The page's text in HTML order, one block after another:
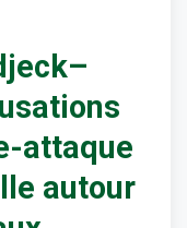
attaque
autour